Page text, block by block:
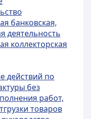
банковская,
деятельность
коллекторская
действий по
без
работ,
товаров